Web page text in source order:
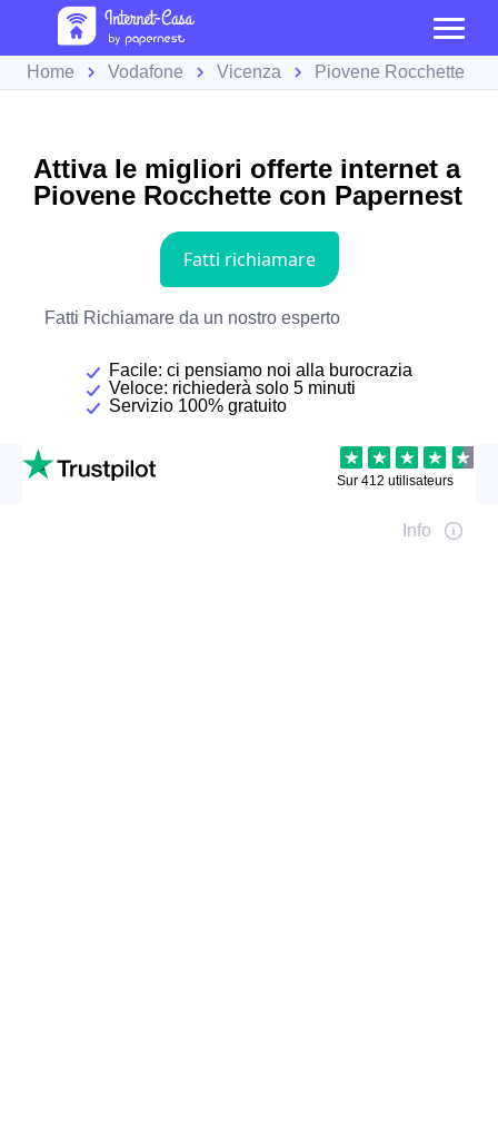
Home Vodafone Vicenza Piovene Rocchette